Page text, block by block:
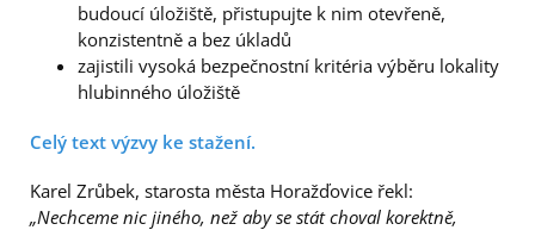
budoucí úložiště, přistupujte k nim otevřeně,
konzistentně a bez úkladů
zajistili vysoká bezpečnostní kritéria výběru lokality
hlubinného úložiště
Celý text výzvy ke stažení.
Karel Zrůbek, starosta města Horažďovice řekl:
„Nechceme nic jiného, než aby se stát choval korektně,